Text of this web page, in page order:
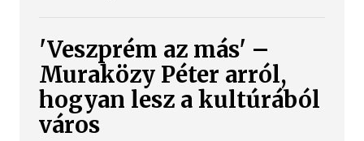
'Veszprém az más' –
Muraközy Péter arról,
hogyan lesz a kultúrából
város